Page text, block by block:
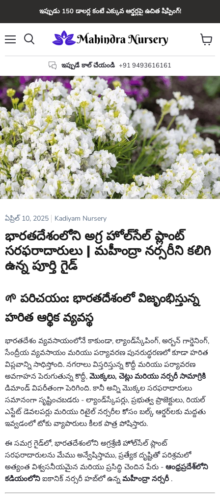
ఇప్పుడు 150 డాలర్ల కంటే ఎక్కువ ఆర్డర్లపై ఉచిత షిప్పింగ్!
ఇప్పుడే కాల్ చేయండి +91 9493616161
కార్ట్
ఏప్రిల్ 10, 2025 Kadiyam Nursery
భారతదేశంలోని అగ్ర హోల్‌సేల్ ప్లాంట్
సరఫరాదారులు | మహీంద్రా నర్సరీని కలిగి
ఉన్న పూర్తి గైడ్
🌱 పరిచయం: భారతదేశంలో విజృంభిస్తున్న
హరిత ఆర్థిక వ్యవస్థ
భారతదేశం వ్యవసాయంలోనే కాకుండా, ల్యాండ్‌స్కేపింగ్, అర్బన్ గార్డెనింగ్,
సేంద్రీయ వ్యవసాయం మరియు పర్యావరణ పునరుద్ధరణలో కూడా హరిత
విప్లవాన్ని సాధిస్తోంది. నగరాలు విస్తరిస్తున్న కొద్దీ మరియు పర్యావరణ
అవగాహన పెరుగుతున్న కొద్దీ, మొక్కలు, చెట్లు మరియు నర్సరీ సామాగ్రికి
డిమాండ్ విపరీతంగా పెరిగింది. కానీ అన్ని మొక్కల సరఫరాదారులు
సమానంగా సృష్టించబడరు - ల్యాండ్‌స్కేపర్లు, ప్రభుత్వ ప్రాజెక్టులు, రియల్
ఎస్టేట్ డెవలపర్లు మరియు రిటైల్ నర్సరీల కోసం బల్క్ ఆర్డర్‌లకు మద్దతు
ఇవ్వడంలో టోకు వ్యాపారులు కీలక పాత్ర పోషిస్తారు.
ఈ సమగ్ర గైడ్‌లో, భారతదేశంలోని అగ్రశ్రేణి హోల్‌సేల్ ప్లాంట్
సరఫరాదారులను మేము అన్వేషిస్తాము, ప్రత్యేక దృష్టితో పరిశ్రమలో
అత్యంత విశ్వసనీయమైన మరియు ప్రసిద్ధి చెందిన పేరు - ఆంధ్రప్రదేశ్‌లోని
కడియంలోని ఐకానిక్ నర్సరీ హబ్‌లో ఉన్న మహీంద్రా నర్సరీ .